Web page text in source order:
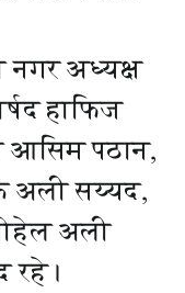
नगर अध्यक्ष
हाफिज
आसिम पठान,
अली सय्यद,
अली
रहे।